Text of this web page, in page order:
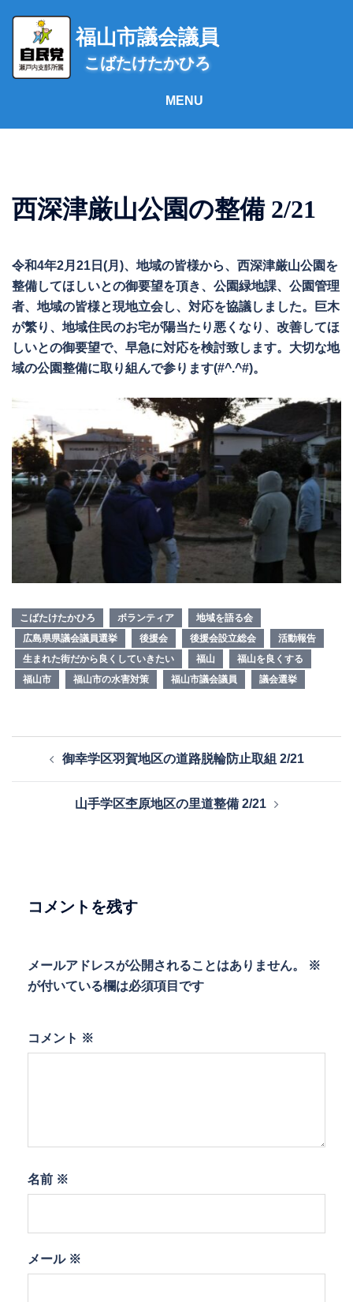
ス
福山市議会議員
こばたけたかひろ
西深津厳山公園の整備 2/21
令和4年2月21日(月)、地域の皆様から、西深津厳山公園を
整備してほしいとの御要望を頂き、公園緑地課、公園管理
者、地域の皆様と現地立会し、対応を協議しました。巨木
が繁り、地域住民のお宅が陽当たり悪くなり、改善してほ
しいとの御要望で、早急に対応を検討致します。大切な地
域の公園整備に取り組んで参ります(#^.^#)。
こばたけたかひろ ボランティア
地域を語る会
広島県県議会議員選挙
後援会 後援会設立総会
活動報告
生まれた街だから良くしていきたい
福山
福山を良くする
福山市
福山市の水害対策 福山市議会議員 議会選挙
ョ
御幸学区羽賀地区の道路脱輪防止取組 2/21
山手学区杢原地区の里道整備 2/21
コメントを残す
メールアドレスが公開されることはありません。
※
が付いている欄は必須項目です
コメント ※
名前 ※
メール ※